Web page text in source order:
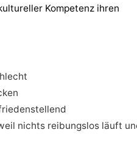
Kompetenz ihren
nichts reibungslos läuft